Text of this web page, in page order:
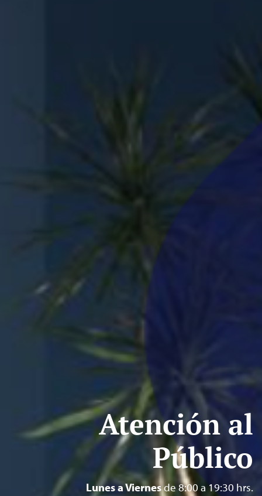
Atención al
Público
Lunes a Viernesde 8:00 a 19:30 hrs.